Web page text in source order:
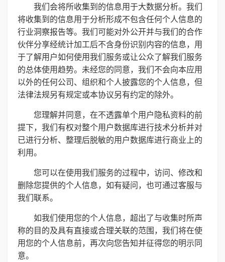
我们会将所收集到的信息用于大数据分析。我们
将收集到的信息用于分析形成不包含任何个人信息的
行业洞察报告等。我们可能对外公开并与我们的合作
伙伴分享经统计加工后不含身份识别内容的信息，用
于了解用户如何使用我们服务或让公众了解我们服务
的总体使用趋势。未经您的同意，我们不会向本应用
以外的任何公司、组织和个人披露您的个人信息，但
法律法规另有规定或本协议另有约定的除外。
您理解并同意，在不透露单个用户隐私资料的前
提下，我们有权对整个用户数据库进行技术分析并对
已进行分析、整理后脱敏的用户数据库进行商业上的
利用。
您可以在使用我们服务的过程中，访问、修改和
删除您提供的个人信息，如有疑问，也可通过客服与
我们联系。
如我们使用您的个人信息，超出了与收集时所声
称的目的及具有直接或合理关联的范围，我们将在使
用您的个人信息前，再次向您告知并征得您的明示同
意。